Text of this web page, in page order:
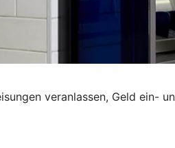
veranlassen, Geld ein-